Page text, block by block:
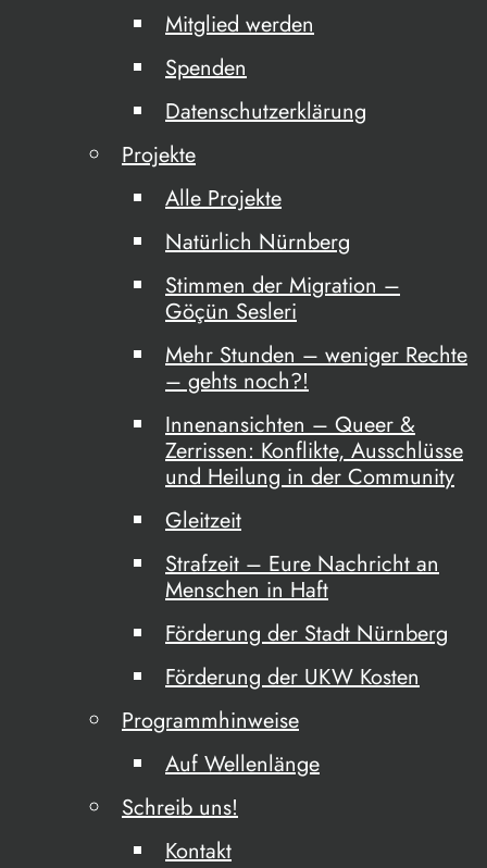
Mitglied werden
Spenden
Datenschutzerklärung
Projekte
Alle Projekte
Natürlich Nürnberg
Stimmen der Migration –
Göçün Sesleri
Mehr Stunden – weniger Rechte
– gehts noch?!
Innenansichten – Queer &
Zerrissen: Konflikte, Ausschlüsse
und Heilung in der Community
Gleitzeit
Strafzeit – Eure Nachricht an
Menschen in Haft
Förderung der Stadt Nürnberg
Förderung der UKW Kosten
Programmhinweise
Auf Wellenlänge
Schreib uns!
Kontakt